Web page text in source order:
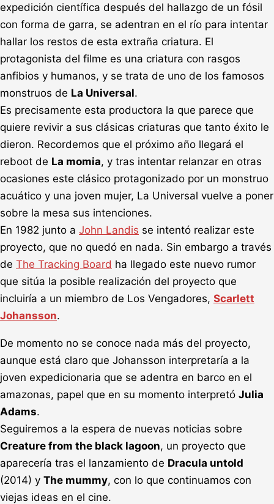
expedición científica después del hallazgo de un fósil
con forma de garra, se adentran en el río para intentar
hallar los restos de esta extraña criatura. El
protagonista del filme es una criatura con rasgos
anfibios y humanos, y se trata de uno de los famosos
monstruos de La Universal.
Es precisamente esta productora la que parece que
quiere revivir a sus clásicas criaturas que tanto éxito le
dieron. Recordemos que el próximo año llegará el
reboot de La momia, y tras intentar relanzar en otras
ocasiones este clásico protagonizado por un monstruo
acuático y una joven mujer, La Universal vuelve a poner
sobre la mesa sus intenciones.
En 1982 junto a John Landis se intentó realizar este
proyecto, que no quedó en nada. Sin embargo a través
de The Tracking Board ha llegado este nuevo rumor
que sitúa la posible realización del proyecto que
incluiría a un miembro de Los Vengadores, Scarlett
Johansson.
De momento no se conoce nada más del proyecto,
aunque está claro que Johansson interpretaría a la
joven expedicionaria que se adentra en barco en el
amazonas, papel que en su momento interpretó Julia
Adams.
Seguiremos a la espera de nuevas noticias sobre
Creature from the black lagoon, un proyecto que
aparecería tras el lanzamiento de Dracula untold
(2014) y The mummy, con lo que continuamos con
viejas ideas en el cine.